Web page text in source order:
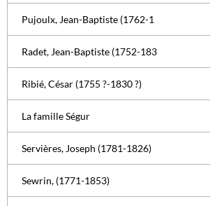
Pujoulx, Jean-Baptiste (1762-1
Radet, Jean-Baptiste (1752-183
Ribié, César (1755 ?-1830 ?)
La famille Ségur
Servières, Joseph (1781-1826)
Sewrin, (1771-1853)